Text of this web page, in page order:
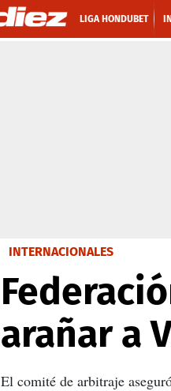
LIGA HONDUBET
INTERNACIONALES
arañar a
El comité de arbitraje